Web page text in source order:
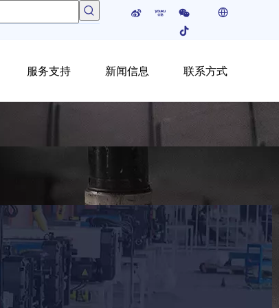
服务支持 新闻信息 联系方式